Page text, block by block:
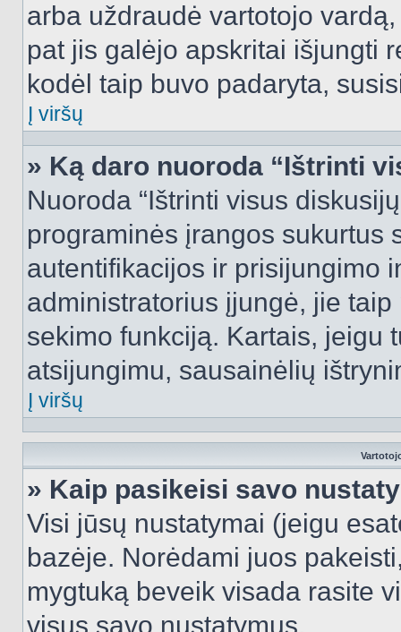
arba uždraudė vartotojo
pat jis galėjo apskritai išjungti
kodėl taip buvo padaryta,
Į viršų
» Ką daro nuoroda “Ištrinti
Nuoroda “Ištrinti visus
programinės įrangos sukurtus
autentifikacijos ir prisijungimo
administratorius įjungė, jie
sekimo funkciją. Kartais, jeigu
atsijungimu, sausainėlių
Į viršų
» Kaip pasikeisi savo
Visi jūsų nustatymai (jeigu
bazėje. Norėdami juos
mygtuką beveik visada rasite
visus savo nustatymus.